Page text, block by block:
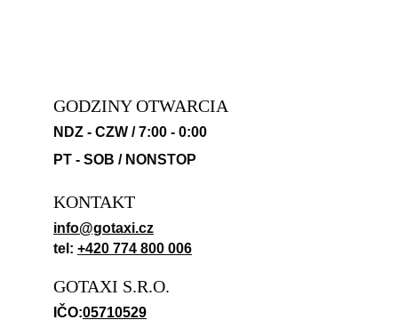
KONTAKT
info@gotaxi.cz
tel: +420 774 800 006
GOTAXI S.R.O.
IČO:05710529
GODZINY OTWARCIA
NDZ - CZW / 7:00 - 0:00
PT - SOB / NONSTOP